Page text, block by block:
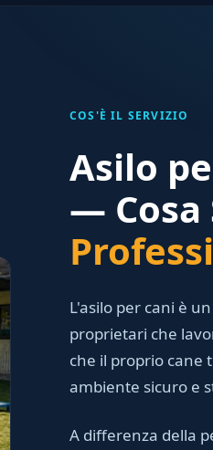
COS'È IL SERVIZIO
Asilo
— Cosa
L'asilo per cani è
proprietari che
che il proprio cane
ambiente sicuro e
A differenza della